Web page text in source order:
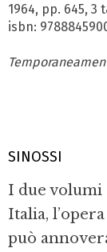
1964, pp. 645, 3
isbn:
SINOSSI
I due volumi
Italia,
può